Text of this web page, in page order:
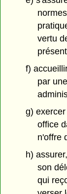
vertu
f)
par
g)
office
n'offre
h)
son
qui